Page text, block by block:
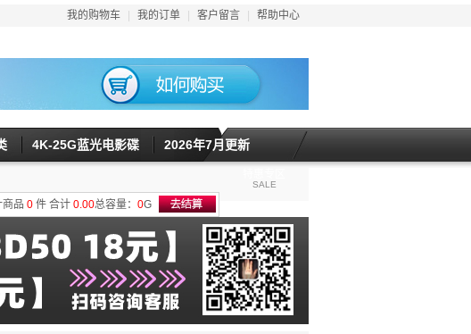
我的购物车 我的订单 客户留言 帮助中心
4K-25G蓝光电影碟 2026年7月更新
SALE
商品 0 件 合计 0.00总容量： 0G